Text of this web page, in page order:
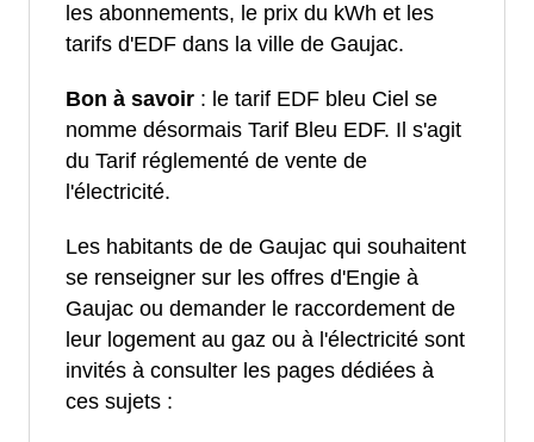
les abonnements, le prix du kWh et les
tarifs d'EDF dans la ville de Gaujac.
Bon à savoir : le tarif EDF bleu Ciel se
nomme désormais Tarif Bleu EDF. Il s'agit
du Tarif réglementé de vente de
l'électricité.
Les habitants de de Gaujac qui souhaitent
se renseigner sur les offres d'Engie à
Gaujac ou demander le raccordement de
leur logement au gaz ou à l'électricité sont
invités à consulter les pages dédiées à
ces sujets :